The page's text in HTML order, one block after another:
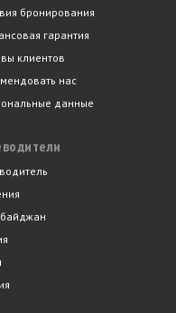
бронирования
гарантия
клиентов
нас
данные